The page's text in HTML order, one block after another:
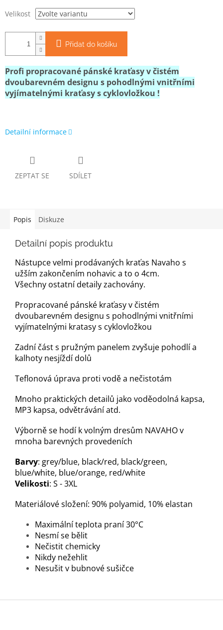
Velikost
Přidat do košíku
Profi propracované pánské kraťasy v čistém
dvoubarevném designu s pohodlnými vnitřními
vyjímatelnými kraťasy s cyklovložkou !
Detailní informace
ZEPTAT SE SDÍLET
Popis Diskuze
Detailní popis produktu
Nástupce velmi prodávaných kraťas Navaho s
užším zakončením nohavic a to o 4cm.
Všechny ostatní detaily zachovány.
Propracované pánské kraťasy v čistém
dvoubarevném designu s pohodlnými vnitřními
vyjímatelnými kratasy s cyklovložkou
Zadní část s pružným panelem zvyšuje pohodlí a
kalhoty nesjíždí dolů
Teflonová úprava proti vodě a nečistotám
Mnoho praktických detailů jako voděodolná kapsa,
MP3 kapsa, odvětrávání atd.
Výborně se hodí k volným dresům NAVAHO v
mnoha barevných provedeních
Barvy: grey/blue, black/red, black/green,
blue/white, blue/orange, red/white
Velikosti: S - 3XL
Materiálové složení: 90% polyamid, 10% elastan
Maximální teplota praní 30°C
Nesmí se bělit
Nečistit chemicky
Nikdy nežehlit
Nesušit v bubnové sušičce